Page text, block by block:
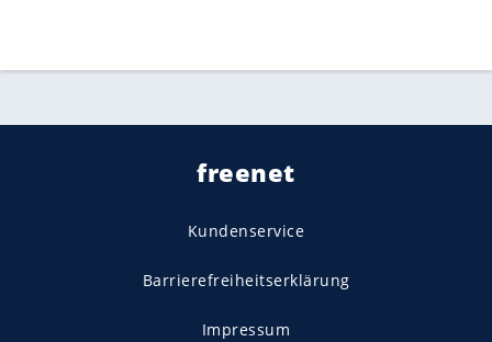
freenet
Kundenservice
Barrierefreiheitserklärung
Impressum